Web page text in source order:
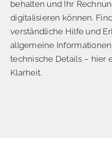
behalten und Ihr
digitalisieren können.
verständliche Hilfe und
allgemeine
technische Details – hier
Klarheit.